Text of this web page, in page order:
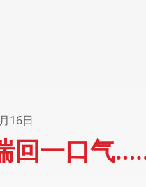
16日
回一口气